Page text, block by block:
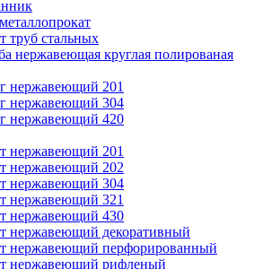
труб стальных
нержавеющая круглая полированая
нержавеющий 201
нержавеющий 304
нержавеющий 420
нержавеющий 201
нержавеющий 202
нержавеющий 304
нержавеющий 321
нержавеющий 430
нержавеющий декоративный
нержавеющий перфорированный
нержавеющий рифленый